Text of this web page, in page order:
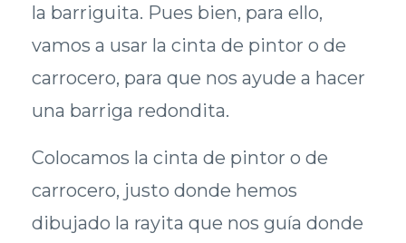
la barriguita. Pues bien, para ello,
vamos a usar la cinta de pintor o de
carrocero, para que nos ayude a hacer
una barriga redondita.
Colocamos la cinta de pintor o de
carrocero, justo donde hemos
dibujado la rayita que nos guía donde